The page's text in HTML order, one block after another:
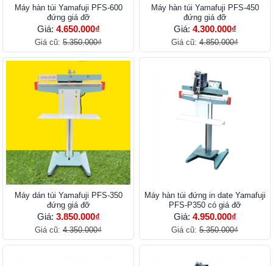
Máy hàn túi Yamafuji PFS-600
đứng giá đỡ
Giá: 4.650.000₫
Giá cũ: 5.350.000₫
Máy hàn túi Yamafuji PFS-450
đứng giá đỡ
Giá: 4.300.000₫
Giá cũ: 4.850.000₫
Máy dán túi Yamafuji PFS-350
đứng giá đỡ
Giá: 3.850.000₫
Giá cũ: 4.350.000₫
Máy hàn túi đứng in date Yamafuji
PFS-P350 có giá đỡ
Giá: 4.950.000₫
Giá cũ: 5.350.000₫